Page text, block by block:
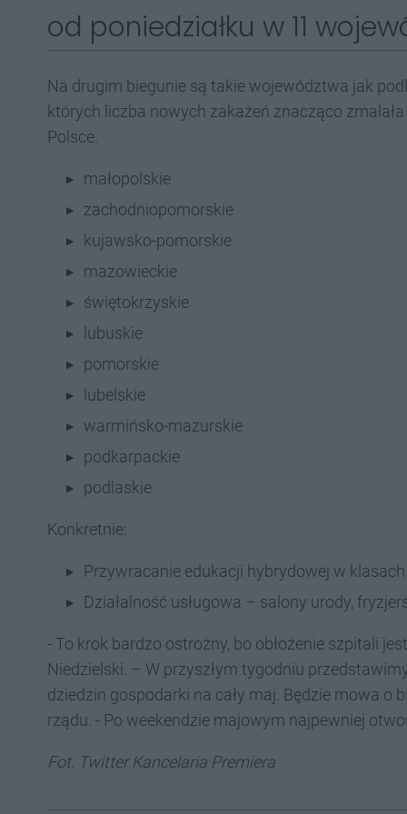
od poniedziałku w 11
Na drugim biegunie są takie województwa jak
których liczba nowych zakażeń znacząco
Polsce.
małopolskie
zachodniopomorskie
kujawsko-pomorskie
mazowieckie
świętokrzyskie
lubuskie
pomorskie
lubelskie
warmińsko-mazurskie
podkarpackie
podlaskie
Konkretnie:
Przywracanie edukacji hybrydowej w klasach
Działalność usługowa – salony urody,
- To krok bardzo ostrożny, bo obłożenie szpitali
Niedzielski. – W przyszłym tygodniu
dziedzin gospodarki na cały maj. Będzie mowa o
rządu. - Po weekendzie majowym najpewniej
Fot. Twitter Kancelaria Premiera